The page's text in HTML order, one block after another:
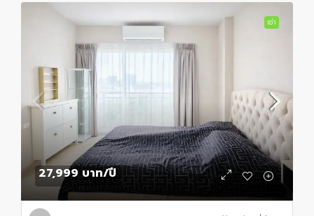
เช่า
27,999 บาท/ปี